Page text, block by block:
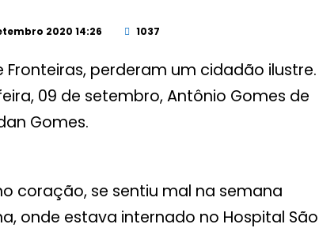
2020 14:26 1037
Fronteiras, perderam um cidadão ilustre.
09 de setembro, Antônio Gomes de
Gomes.
coração, se sentiu mal na semana
onde estava internado no Hospital São